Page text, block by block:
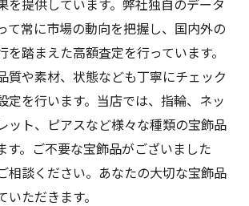
て常に市場の動向を把握し、国内外の
踏まえた高額査定を行っています。
質や素材、状態なども丁寧にチェック
定を行います。当店では、指輪、ネッ
ット、ピアスなど様々な種類の宝飾品
す。ご不要な宝飾品がございました
相談ください。あなたの大切な宝飾品
ただきます。